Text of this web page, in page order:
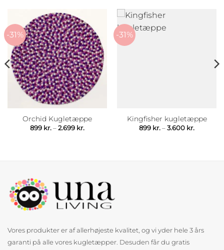
-31%
Orchid Kugletæppe
899 kr.–2.699 kr.Prisinterval:
-31%
Kingfisher kugletæppe
899 kr.–3.600 kr.
Vores produkter er af allerhøjeste kvalitet, og vi yder hele 3 års
garanti på alle vores kugletæpper. Desuden får du gratis